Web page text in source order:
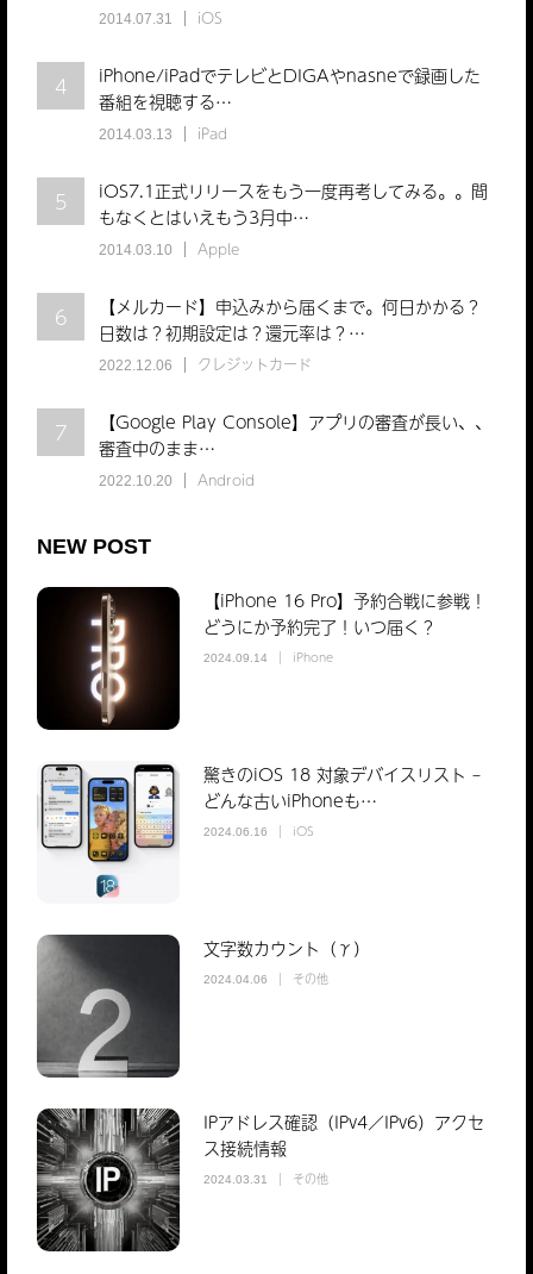
2014.07.31 iOS
4
iPhone/iPadでテレビとDIGAやnasneで録画した
番組を視聴する…
2014.03.13 iPad
5
iOS7.1正式リリースをもう一度再考してみる。。間
もなくとはいえもう3月中…
2014.03.10 Apple
6
【メルカード】申込みから届くまで。何日かかる？
日数は？初期設定は？還元率は？…
2022.12.06 クレジットカード
7
【Google Play Console】アプリの審査が長い、、
審査中のまま…
2022.10.20 Android
NEW POST
【iPhone 16 Pro】予約合戦に参戦！
どうにか予約完了！いつ届く？
2024.09.14 iPhone
驚きのiOS 18 対象デバイスリスト –
どんな古いiPhoneも…
2024.06.16 iOS
文字数カウント（γ）
2024.04.06 その他
IPアドレス確認（IPv4／IPv6）アクセ
ス接続情報
2024.03.31 その他